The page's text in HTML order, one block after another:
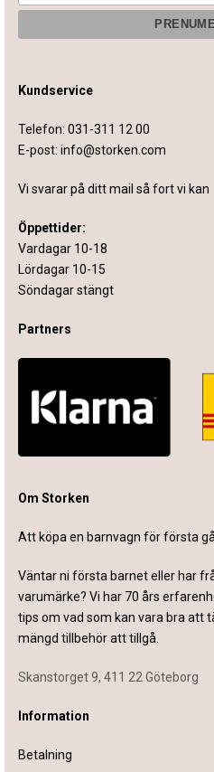
Kundservice
Telefon: 031-311 12 00
E-post: info@storken.com
Vi svarar på ditt mail så fort vi kan
Öppettider:
Vardagar 10-18
Lördagar 10-15
Söndagar stängt
Partners
Om Storken
Att köpa en barnvagn för första
Väntar ni första barnet eller har
varumärke? Vi har 70 års
tips om vad som kan vara bra att
mängd tillbehör att tillgå.
Skanstorget 9, 411 22 Göteborg
Information
Betalning